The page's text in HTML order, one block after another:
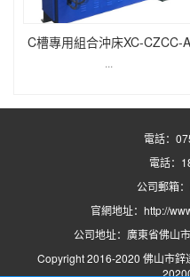
C槽專用組合沖床XC-CZCC-A
...
電話：
電話：
公司郵箱
官網地址： http://
公司地址：廣東省佛山
Copyright 2016-2020 佛山市鋅